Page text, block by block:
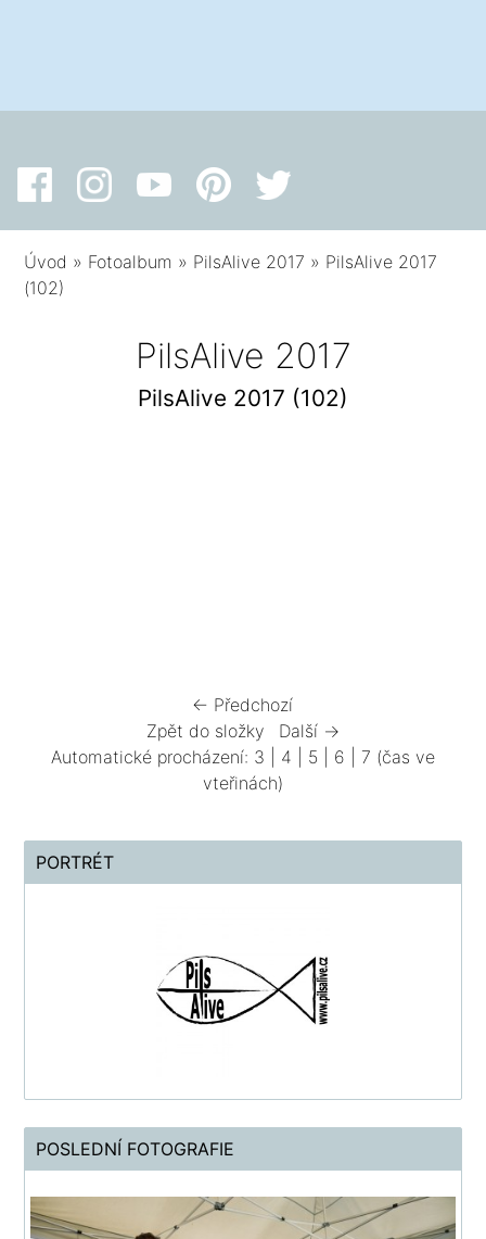
Úvod » Fotoalbum » PilsAlive 2017 » PilsAlive 2017
(102)
PilsAlive 2017
PilsAlive 2017 (102)
← Předchozí
Zpět do složky
Další →
Automatické procházení: 3 4 5 6 7 (čas ve
vteřinách)
PORTRÉT
POSLEDNÍ FOTOGRAFIE